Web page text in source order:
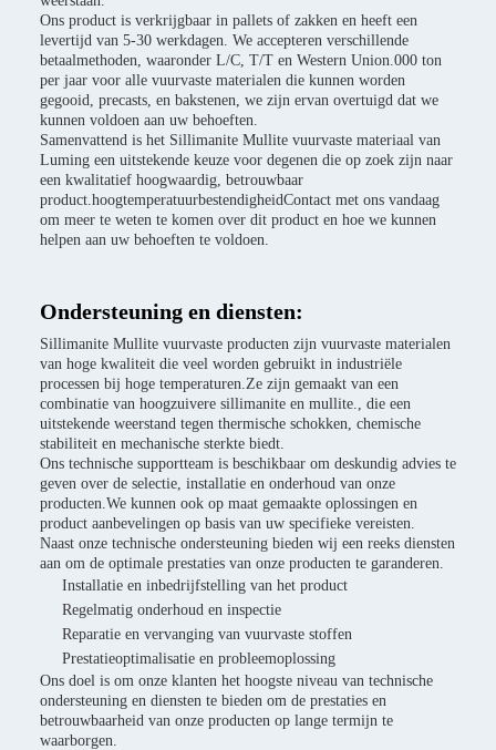
Ons product is verkrijgbaar in pallets of zakken en heeft een
levertijd van 5-30 werkdagen. We accepteren verschillende
betaalmethoden, waaronder L/C, T/T en Western Union.000 ton
per jaar voor alle vuurvaste materialen die kunnen worden
gegooid, precasts, en bakstenen, we zijn ervan overtuigd dat we
kunnen voldoen aan uw behoeften.
Samenvattend is het Sillimanite Mullite vuurvaste materiaal van
Luming een uitstekende keuze voor degenen die op zoek zijn naar
een kwalitatief hoogwaardig, betrouwbaar
product.hoogtemperatuurbestendigheidContact met ons vandaag
om meer te weten te komen over dit product en hoe we kunnen
helpen aan uw behoeften te voldoen.
Ondersteuning en diensten:
Sillimanite Mullite vuurvaste producten zijn vuurvaste materialen
van hoge kwaliteit die veel worden gebruikt in industriële
processen bij hoge temperaturen.Ze zijn gemaakt van een
combinatie van hoogzuivere sillimanite en mullite., die een
uitstekende weerstand tegen thermische schokken, chemische
stabiliteit en mechanische sterkte biedt.
Ons technische supportteam is beschikbaar om deskundig advies te
geven over de selectie, installatie en onderhoud van onze
producten.We kunnen ook op maat gemaakte oplossingen en
product aanbevelingen op basis van uw specifieke vereisten.
Naast onze technische ondersteuning bieden wij een reeks diensten
aan om de optimale prestaties van onze producten te garanderen.
Installatie en inbedrijfstelling van het product
Regelmatig onderhoud en inspectie
Reparatie en vervanging van vuurvaste stoffen
Prestatieoptimalisatie en probleemoplossing
Ons doel is om onze klanten het hoogste niveau van technische
ondersteuning en diensten te bieden om de prestaties en
betrouwbaarheid van onze producten op lange termijn te
waarborgen.